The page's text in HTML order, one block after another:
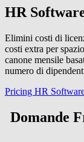
HR
Elimini costi di
costi extra per
canone mensile
numero di
Pricing HR
Domande